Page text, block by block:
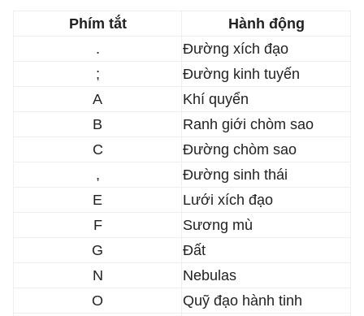
Phím tắt
Hành động
.
Đường xích đạo
;
Đường kinh tuyến
A
Khí quyển
B
Ranh giới chòm sao
C
Đường chòm sao
,
Đường sinh thái
E
Lưới xích đạo
F
Sương mù
G
Đất
N
Nebulas
O
Quỹ đạo hành tinh